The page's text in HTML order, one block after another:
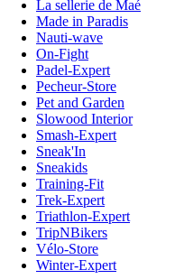
La sellerie de Maé
Made in Paradis
Nauti-wave
On-Fight
Padel-Expert
Pecheur-Store
Pet and Garden
Slowood Interior
Smash-Expert
Sneak'In
Sneakids
Training-Fit
Trek-Expert
Triathlon-Expert
TripNBikers
Vélo-Store
Winter-Expert